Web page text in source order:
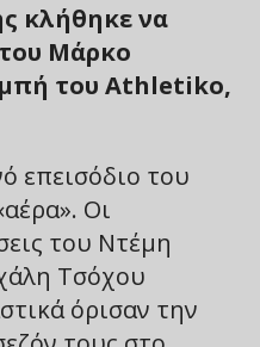
κλήθηκε να
Μάρκο
του Athletiko,
επεισόδιο του
Οι
του Ντέμη
Τσόχου
όρισαν την